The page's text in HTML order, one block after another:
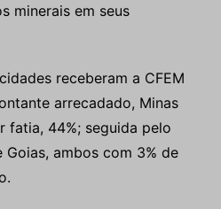
minerais em seus
receberam a CFEM
arrecadado, Minas
fatia, 44%; seguida pelo
Goias, ambos com 3% de